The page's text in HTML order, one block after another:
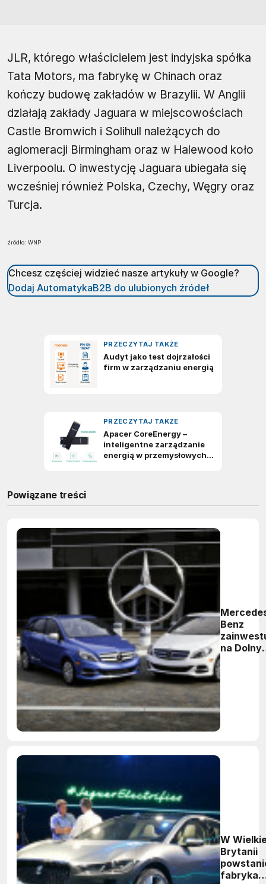
JLR, którego właścicielem jest indyjska spółka
Tata Motors, ma fabrykę w Chinach oraz
kończy budowę zakładów w Brazylii. W Anglii
działają zakłady Jaguara w miejscowościach
Castle Bromwich i Solihull należących do
aglomeracji Birmingham oraz w Halewood koło
Liverpoolu. O inwestycję Jaguara ubiegała się
wcześniej również Polska, Czechy, Węgry oraz
Turcja.
źródło: WNP
Chcesz częściej widzieć nasze artykuły w Google?
Dodaj AutomatykaB2B do ulubionych źródeł
Powiązane treści
Benz
na
W
Brytanii
fabryka